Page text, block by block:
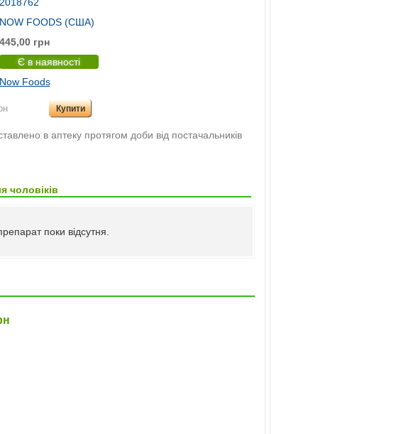
NOW FOODS (США)
445,00 грн
Є в наявності
Now Foods
Купити
в аптеку протягом доби від постачальників
чоловіків
поки відсутня.